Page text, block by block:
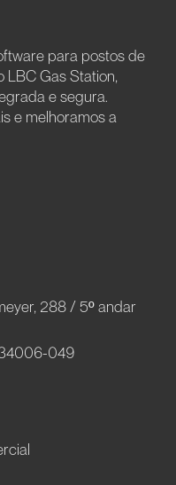
para postos de
LBC Gas Station,
e segura.
e melhoramos a
288 / 5º andar
049